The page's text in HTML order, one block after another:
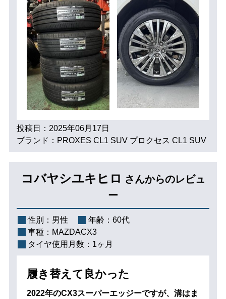
投稿日：2025年06月17日
ブランド：PROXES CL1 SUV プロクセス CL1 SUV
コバヤシユキヒロ さんからのレビュ
ー
性別： 男性 年齢： 60代
車種： MAZDACX3
タイヤ使用月数： 1ヶ月
履き替えて良かった
2022年のCX3スーパーエッジーですが、溝はま